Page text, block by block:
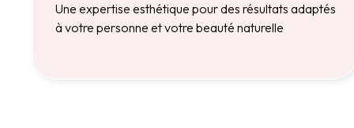
Une expertise esthétique pour des résultats adaptés
à votre personne et votre beauté naturelle